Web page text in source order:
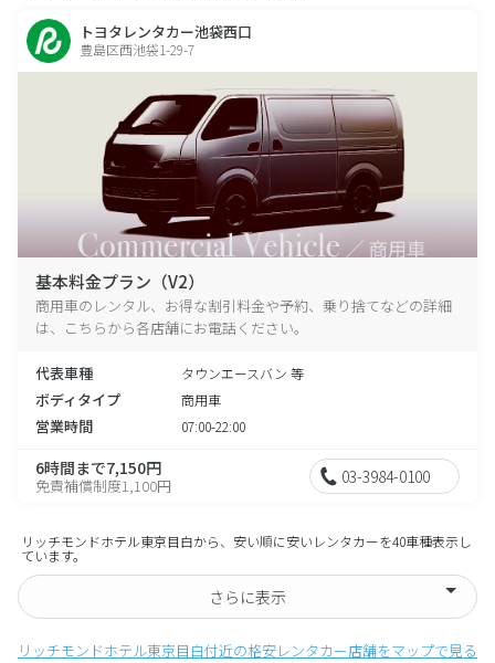
トヨタレンタカー池袋西口
豊島区西池袋1-29-7
基本料金プラン（V2）
商用車のレンタル、お得な割引料金や予約、乗り捨てなどの詳細
は、こちらから各店舗にお電話ください。
代表車種 タウンエースバン 等
ボディタイプ 商用車
営業時間 07:00-22:00
6時間まで7,150円
免責補償制度1,100円 03-3984-0100
リッチモンドホテル東京目白から、安い順に安いレンタカーを40車種表示し
ています。
さらに表示
リッチモンドホテル東京目白付近の格安レンタカー店舗をマップで見る